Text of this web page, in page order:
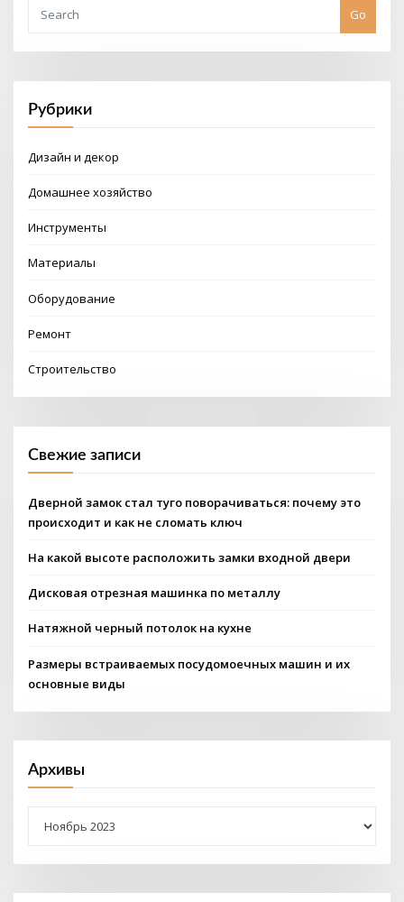
Go
Рубрики
Дизайн и декор
Домашнее хозяйство
Инструменты
Материалы
Оборудование
Ремонт
Строительство
Свежие записи
Дверной замок стал туго поворачиваться: почему это
происходит и как не сломать ключ
На какой высоте расположить замки входной двери
Дисковая отрезная машинка по металлу
Натяжной черный потолок на кухне
Размеры встраиваемых посудомоечных машин и их
основные виды
Архивы